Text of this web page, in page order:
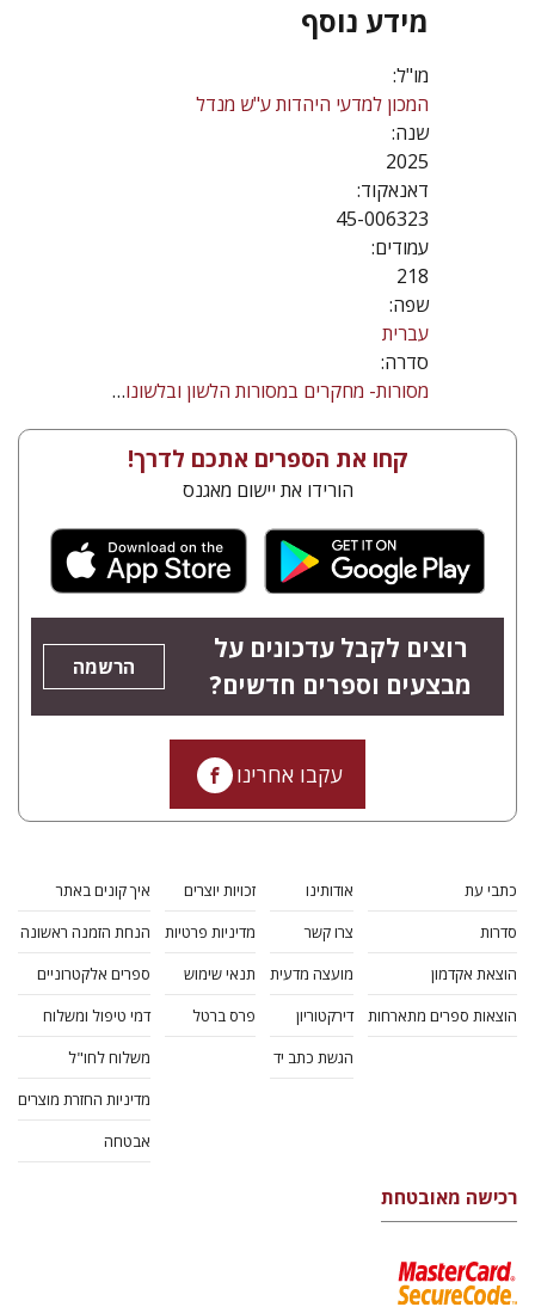
מידע נוסף
מו"ל:
המכון למדעי היהדות ע"ש מנדל
שנה:
2025
דאנאקוד:
45-006323
עמודים:
218
שפה:
עברית
סדרה:
מסורות- מחקרים במסורות הלשון ובלשונות היהודים
קחו את הספרים אתכם לדרך!
הורידו את יישום מאגנס
רוצים לקבל עדכונים על
מבצעים וספרים חדשים?
הרשמה
עקבו אחרינו
כתבי עת
סדרות
הוצאת אקדמון
הוצאות ספרים מתארחות
אודותינו
צרו קשר
מועצה מדעית
דירקטוריון
הגשת כתב יד
זכויות יוצרים
מדיניות פרטיות
תנאי שימוש
פרס ברטל
איך קונים באתר
הנחת הזמנה ראשונה
ספרים אלקטרוניים
דמי טיפול ומשלוח
משלוח לחו"ל
מדיניות החזרת מוצרים
אבטחה
רכישה מאובטחת